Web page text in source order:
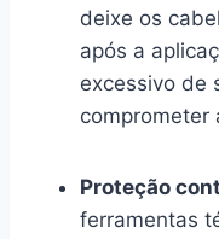
deixe os
após a
excessivo de
comprometer
Proteção
ferramentas